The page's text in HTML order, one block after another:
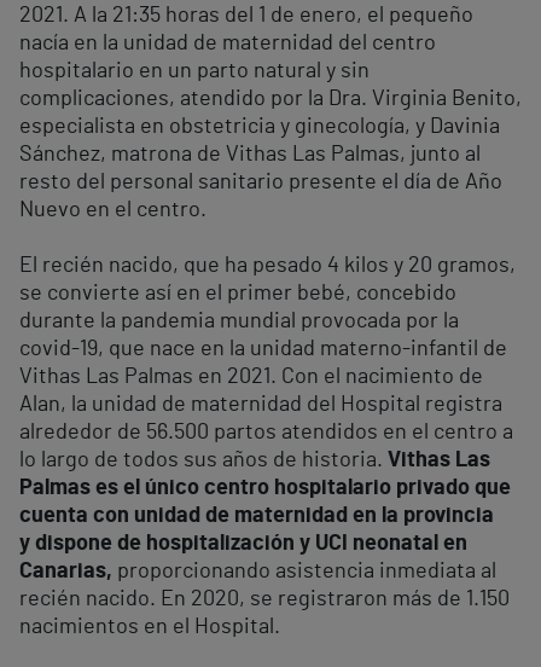
2021. A la 21:35 horas del 1 de enero, el pequeño
nacía en la unidad de maternidad del centro
hospitalario en un parto natural y sin
complicaciones, atendido por la Dra. Virginia Benito,
especialista en obstetricia y ginecología, y Davinia
Sánchez, matrona de Vithas Las Palmas, junto al
resto del personal sanitario presente el día de Año
Nuevo en el centro.
El recién nacido, que ha pesado 4 kilos y 20 gramos,
se convierte así en el primer bebé, concebido
durante la pandemia mundial provocada por la
covid-19, que nace en la unidad materno-infantil de
Vithas Las Palmas en 2021. Con el nacimiento de
Alan, la unidad de maternidad del Hospital registra
alrededor de 56.500 partos atendidos en el centro a
lo largo de todos sus años de historia. Vithas Las
Palmas es el único centro hospitalario privado que
cuenta con unidad de maternidad en la provincia
y dispone de hospitalización y UCI neonatal en
Canarias, proporcionando asistencia inmediata al
recién nacido. En 2020, se registraron más de 1.150
nacimientos en el Hospital.